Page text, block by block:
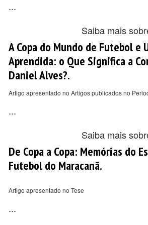
...
Saiba mais
A Copa do Mundo de Futebol e
Aprendida: o Que Significa a
Daniel Alves?.
Artigo apresentado no Artigos publicados no
...
Saiba mais
De Copa a Copa: Memórias do
Futebol do Maracanã.
Artigo apresentado no Tese
...